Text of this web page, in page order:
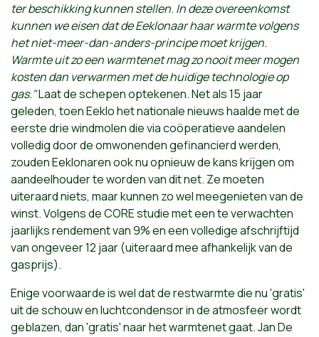
ter beschikking kunnen stellen. In deze overeenkomst
kunnen we eisen dat de Eeklonaar haar warmte volgens
het niet-meer-dan-anders-principe moet krijgen.
Warmte uit zo een warmtenet mag zo nooit meer mogen
kosten dan verwarmen met de huidige technologie op
gas."Laat de schepen optekenen. Net als 15 jaar
geleden, toen Eeklo het nationale nieuws haalde met de
eerste drie windmolen die via coöperatieve aandelen
volledig door de omwonenden gefinancierd werden,
zouden Eeklonaren ook nu opnieuw de kans krijgen om
aandeelhouder te worden van dit net. Ze moeten
uiteraard niets, maar kunnen zo wel meegenieten van de
winst. Volgens de CORE studie met een te verwachten
jaarlijks rendement van 9% en een volledige afschrijftijd
van ongeveer 12 jaar (uiteraard mee afhankelijk van de
gasprijs).
Enige voorwaarde is wel dat de restwarmte die nu 'gratis'
uit de schouw en luchtcondensor in de atmosfeer wordt
geblazen, dan 'gratis' naar het warmtenet gaat. Jan De